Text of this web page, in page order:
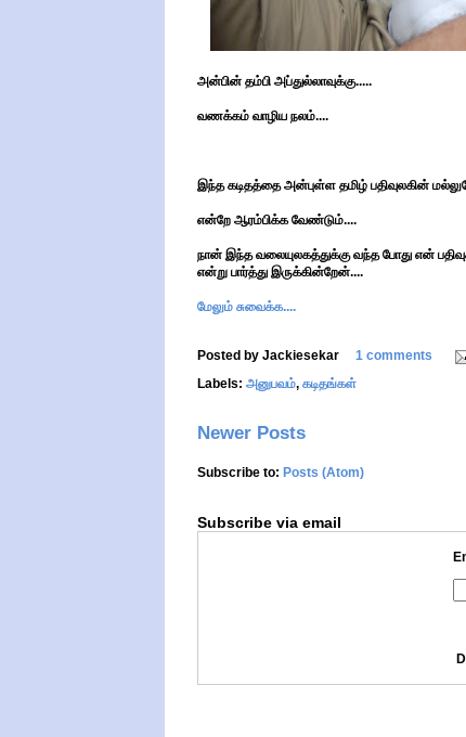
அன்பின் தம்பி அப்துல்லாவுக்கு.....
வணக்கம் வாழிய நலம்....
இந்த கடிதத்தை அன்புள்ள தமிழ் பதிவுலகின்
என்றே ஆரம்பிக்க வேண்டும்....
நான் இந்த வலையுலகத்துக்கு வந்த போது என்
என்று பார்த்து இருக்கின்றேன்....
மேலும் சுவைக்க....
Posted by Jackiesekar
1 comments
Labels: அனுபவம், கடிதங்கள்
Newer Posts
Subscribe to: Posts (Atom)
Subscribe via email